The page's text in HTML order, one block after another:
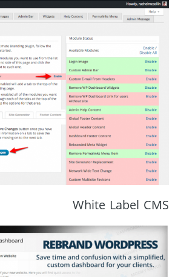
White Label CMS